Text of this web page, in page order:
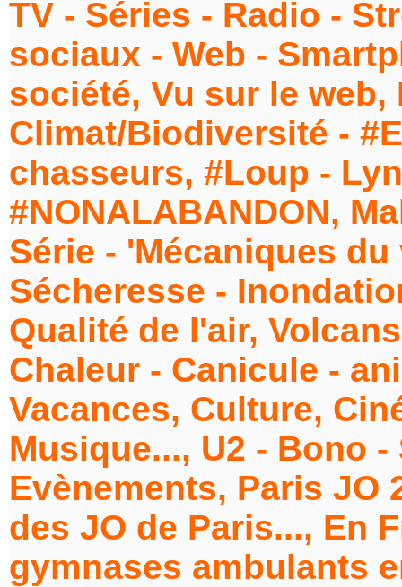
TV - Séries - Radio -
sociaux - Web -
société, Vu sur le web,
Climat/Biodiversité -
chasseurs, #Loup -
#NONALABANDON,
Série - 'Mécaniques
Sécheresse -
Qualité de l'air,
Chaleur - Canicule -
Vacances, Culture,
Musique..., U2 - Bono
Evènements, Paris JO
des JO de Paris..., En
gymnases ambulants